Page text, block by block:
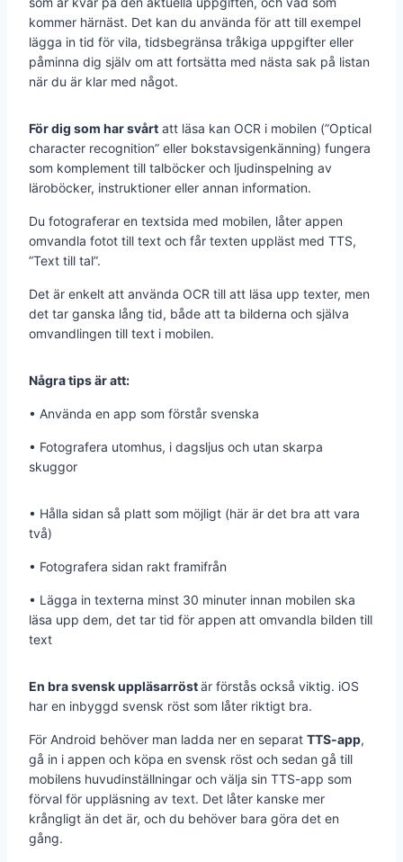
kommer härnäst. Det kan du använda för att till exempel
lägga in tid för vila, tidsbegränsa tråkiga uppgifter eller
påminna dig själv om att fortsätta med nästa sak på listan
när du är klar med något.
För dig som har svårt att läsa kan OCR i mobilen (”Optical
character recognition” eller bokstavsigenkänning) fungera
som komplement till talböcker och ljudinspelning av
läroböcker, instruktioner eller annan information.
Du fotograferar en textsida med mobilen, låter appen
omvandla fotot till text och får texten uppläst med TTS,
”Text till tal”.
Det är enkelt att använda OCR till att läsa upp texter, men
det tar ganska lång tid, både att ta bilderna och själva
omvandlingen till text i mobilen.
Några tips är att:
• Använda en app som förstår svenska
• Fotografera utomhus, i dagsljus och utan skarpa
skuggor
• Hålla sidan så platt som möjligt (här är det bra att vara
två)
• Fotografera sidan rakt framifrån
• Lägga in texterna minst 30 minuter innan mobilen ska
läsa upp dem, det tar tid för appen att omvandla bilden till
text
En bra svensk uppläsarröstär förstås också viktig. iOS
har en inbyggd svensk röst som låter riktigt bra.
För Android behöver man ladda ner en separat TTS-app,
gå in i appen och köpa en svensk röst och sedan gå till
mobilens huvudinställningar och välja sin TTS-app som
förval för uppläsning av text. Det låter kanske mer
krångligt än det är, och du behöver bara göra det en
gång.